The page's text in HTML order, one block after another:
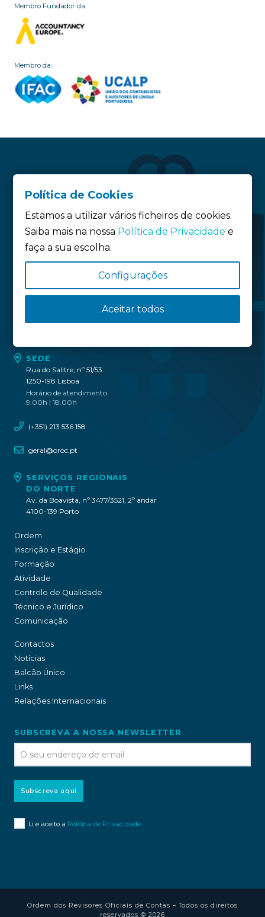
Membro Fundador da:
Membro da:
SEDE
Rua do Salitre, nº 51/53
1250-198 Lisboa
Horário de atendimento:
9.00h | 18.00h
(+351) 213 536 158
geral@oroc.pt
SERVIÇOS REGIONAIS
DO NORTE
Av. da Boavista, nº 3477/3521, 2º andar
4100-139 Porto
Ordem
Inscrição e Estágio
Formação
Atividade
Controlo de Qualidade
Técnico e Jurídico
Comunicação
Contactos
Notícias
Balcão Único
Links
Relações Internacionais
SUBSCREVA A NOSSA NEWSLETTER
Subscreva aqui
Li e aceito a Política de Privacidade.
Ordem dos Revisores Oficiais de Contas – Todos os direitos
reservados © 2026
Política de Cookies
Estamos a utilizar vários ficheiros de cookies.
Saiba mais na nossa Política de Privacidade e
faça a sua escolha.
Configurações
Aceitar todos